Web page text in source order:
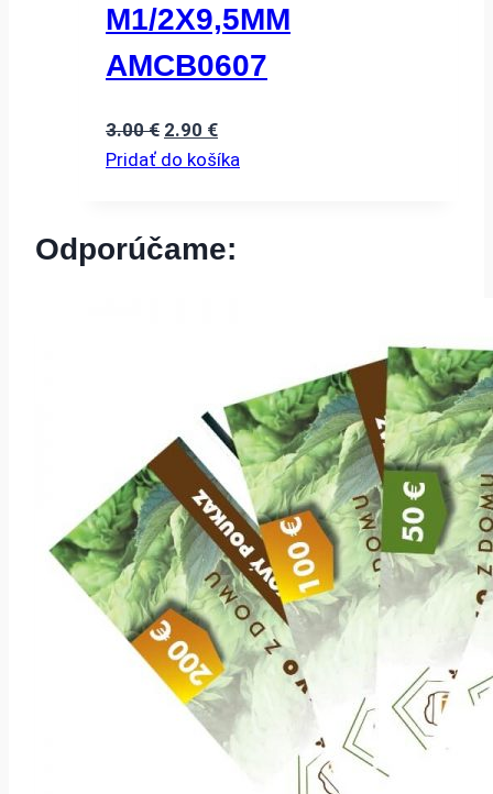
M1/2X9,5MM
AMCB0607
3.00€ Pôvodná
cena
2.90 €Aktuálna
cena
Pridať do košíka
Odporúčame: